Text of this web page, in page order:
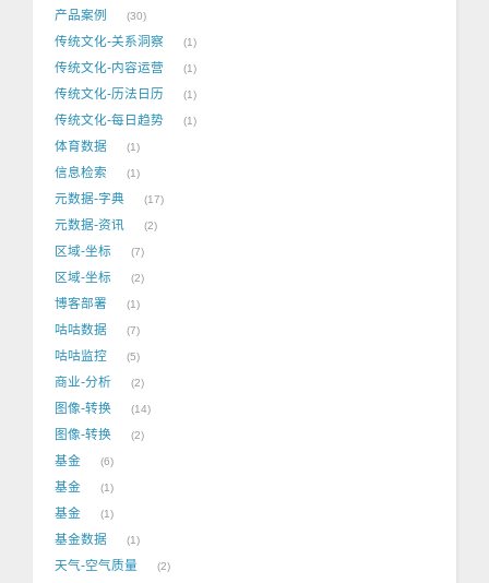
产品案例 30
传统文化-关系洞察 1
传统文化-内容运营 1
传统文化-历法日历 1
传统文化-每日趋势 1
体育数据 1
信息检索 1
元数据-字典 17
元数据-资讯 2
区域-坐标 7
区域-坐标 2
博客部署 1
咕咕数据 7
咕咕监控 5
商业-分析 2
图像-转换 14
图像-转换 2
基金 6
基金 1
基金 1
基金数据 1
天气-空气质量 2